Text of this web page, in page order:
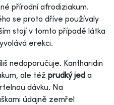
přírodní afrodiziakum.
se proto dříve používaly
stojí v tomto případě látka
erekci.
nedoporučuje. Kantharidin
ale též prudký jed a
dávku. Na
údajně zemřel